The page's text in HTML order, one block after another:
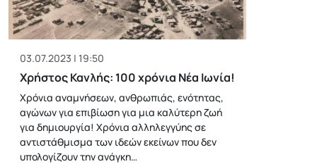
03.07.2023 | 19:50
Χρήστος Κανλής: 100 χρόνια Νέα Ιωνία!
Χρόνια αναμνήσεων, ανθρωπιάς, ενότητας,
αγώνων για επιβίωση για μια καλύτερη ζωή
για δημιουργία! Χρόνια αλληλεγγύης σε
αντιστάθμισμα των ιδεών εκείνων που δεν
υπολογίζουν την ανάγκη…